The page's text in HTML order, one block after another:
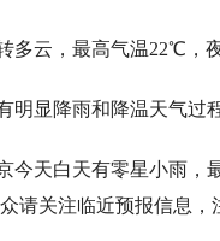
多云，最高气温22℃，
明显降雨和降温天气过
今天白天有零星小雨
请关注临近预报信息，